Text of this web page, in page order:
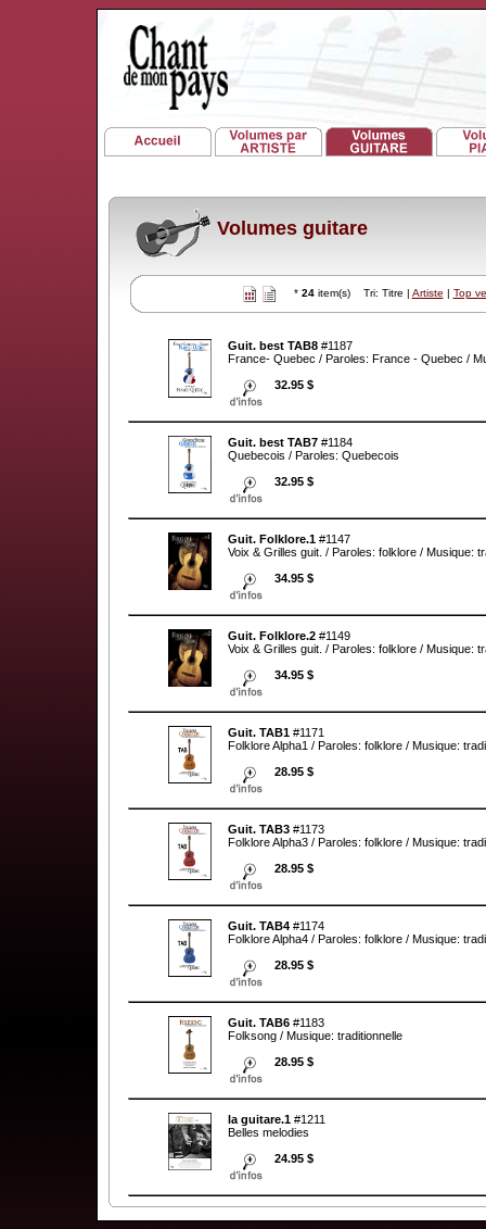
Volumes guitare
* 24item(s) Tri: Titre | Artiste | Top
Guit. best TAB8 #1187
France- Quebec / Paroles: France - Quebec /
32.95 $
Guit. best TAB7 #1184
Quebecois / Paroles: Quebecois
32.95 $
Guit. Folklore.1 #1147
Voix & Grilles guit. / Paroles: folklore / Musique:
34.95 $
Guit. Folklore.2 #1149
Voix & Grilles guit. / Paroles: folklore / Musique:
34.95 $
Guit. TAB1 #1171
Folklore Alpha1 / Paroles: folklore / Musique:
28.95 $
Guit. TAB3 #1173
Folklore Alpha3 / Paroles: folklore / Musique:
28.95 $
Guit. TAB4 #1174
Folklore Alpha4 / Paroles: folklore / Musique:
28.95 $
Guit. TAB6 #1183
Folksong / Musique: traditionnelle
28.95 $
la guitare.1 #1211
Belles melodies
24.95 $